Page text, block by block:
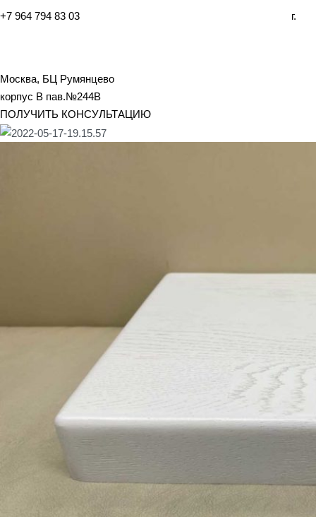
+7 964 794 83 03 г.
Москва, БЦ Румянцево
корпус B пав.№244B
ПОЛУЧИТЬ КОНСУЛЬТАЦИЮ